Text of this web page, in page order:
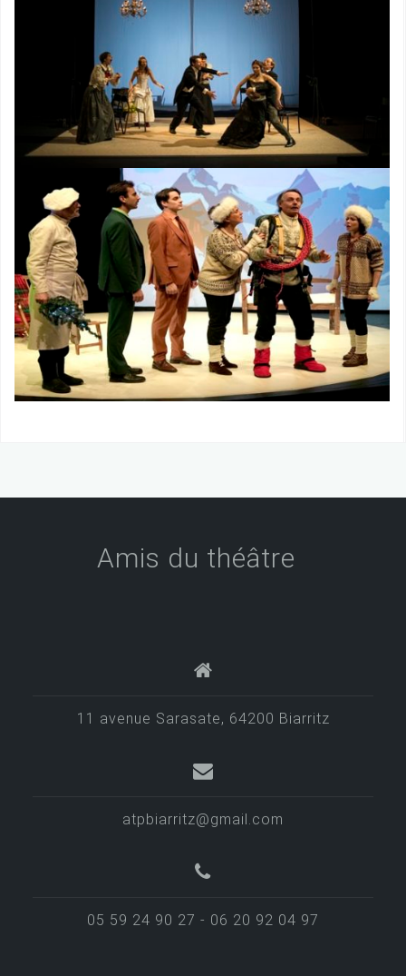
Amis du théâtre
11 avenue Sarasate, 64200 Biarritz
atpbiarritz@gmail.com
05 59 24 90 27 - 06 20 92 04 97